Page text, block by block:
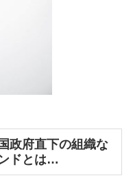
政府直下の組織な
ドとは…